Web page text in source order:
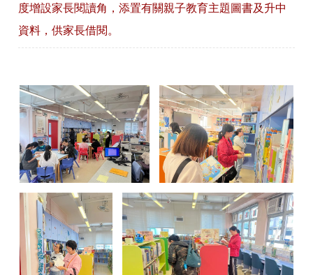
度增設家長閱讀角，添置有關親子教育主題圖書及升中
資料，供家長借閱。